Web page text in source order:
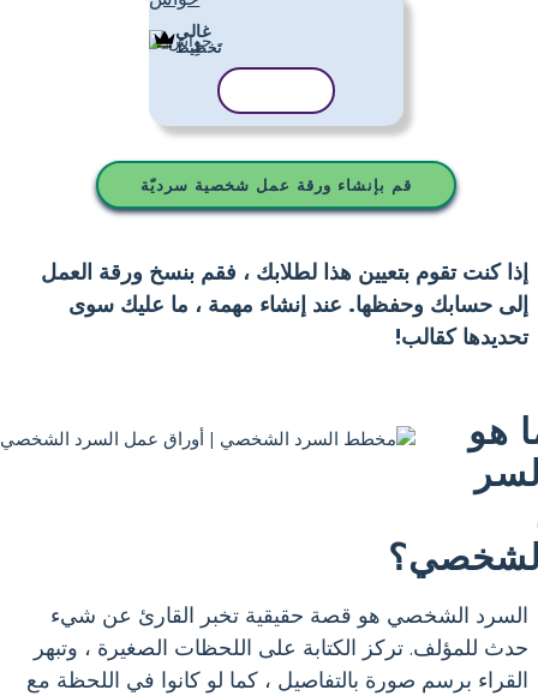
غالي
تَخطِيط
قم بإنشاء ورقة عمل شخصية سرديّة
إذا كنت تقوم بتعيين هذا لطلابك ، فقم بنسخ ورقة العمل
إلى حسابك وحفظها. عند إنشاء مهمة ، ما عليك سوى
تحديدها كقالب!
هو
السرد الشخصي هو قصة حقيقية تخبر القارئ عن شيء
حدث للمؤلف. تركز الكتابة على اللحظات الصغيرة ، وتبهر
القراء برسم صورة بالتفاصيل ، كما لو كانوا في اللحظة مع